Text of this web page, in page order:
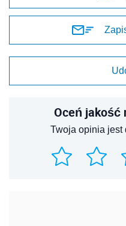
Oceń jakość
Twoja opinia jest